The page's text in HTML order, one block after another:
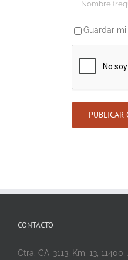
Guardar
CONTACTO
Ctra. CA-3113, Km. 13,